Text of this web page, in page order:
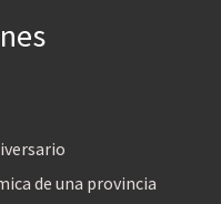
de una provincia